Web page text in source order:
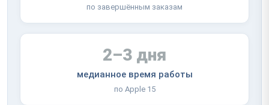
по завершённым заказам
2–3 дня
медианное время работы
по Apple 15